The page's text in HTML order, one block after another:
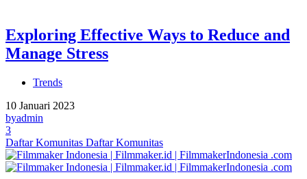
Exploring Effective Ways to Reduce and
Manage Stress
Trends
10 Januari 2023
byadmin
3
Daftar Komunitas Daftar Komunitas